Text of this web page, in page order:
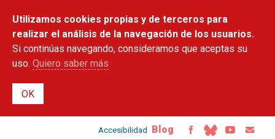
contenido
principal
Utilizamos cookies propias y de terceros para
realizar el análisis de la navegación de los usuarios.
Si continúas navegando, consideramos que aceptas su
uso. Quiero saber más
Accesibilidad Blog